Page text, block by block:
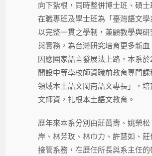
向下紮根，同時整併博士班、碩
在職專班及學士班為「臺灣語文學
以完整一貫之學制，兼顧教學與研
與實務，為台灣研究培育更多新血
因應國家語言發展法上路，本系於
開設中等學校師資職前教育專門
領域本土語文閩南語文專長」，培
文師資，扎根本土語文教育。
歷年來本系分別由莊萬壽、姚榮松
岸、林芳玫、林巾力、許慧如、
接管系務，在歷任所長與系主任的